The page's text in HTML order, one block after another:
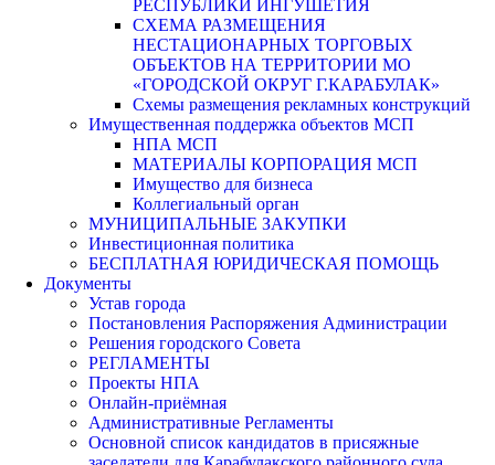
РЕСПУБЛИКИ ИНГУШЕТИЯ
СХЕМА РАЗМЕЩЕНИЯ
НЕСТАЦИОНАРНЫХ ТОРГОВЫХ
ОБЪЕКТОВ НА ТЕРРИТОРИИ МО
«ГОРОДСКОЙ ОКРУГ Г.КАРАБУЛАК»
Схемы размещения рекламных конструкций
Имущественная поддержка объектов МСП
НПА МСП
МАТЕРИАЛЫ КОРПОРАЦИЯ МСП
Имущество для бизнеса
Коллегиальный орган
МУНИЦИПАЛЬНЫЕ ЗАКУПКИ
Инвестиционная политика
БЕСПЛАТНАЯ ЮРИДИЧЕСКАЯ ПОМОЩЬ
Документы
Устав города
Постановления Распоряжения Администрации
Решения городского Совета
РЕГЛАМЕНТЫ
Проекты НПА
Онлайн-приёмная
Административные Регламенты
Основной список кандидатов в присяжные